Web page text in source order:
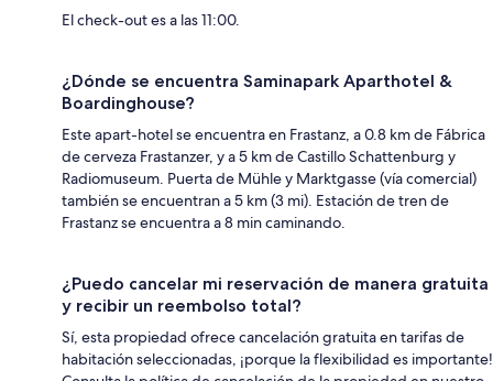
El check-out es a las 11:00.
¿Dónde se encuentra Saminapark Aparthotel &
Boardinghouse?
Este apart-hotel se encuentra en Frastanz, a 0.8 km de Fábrica
de cerveza Frastanzer, y a 5 km de Castillo Schattenburg y
Radiomuseum. Puerta de Mühle y Marktgasse (vía comercial)
también se encuentran a 5 km (3 mi). Estación de tren de
Frastanz se encuentra a 8 min caminando.
¿Puedo cancelar mi reservación de manera gratuita
y recibir un reembolso total?
Sí, esta propiedad ofrece cancelación gratuita en tarifas de
habitación seleccionadas, ¡porque la flexibilidad es importante!